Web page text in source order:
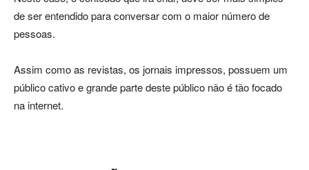
de ser entendido para conversar com o maior número de
pessoas.
Assim como as revistas, os jornais impressos, possuem um
público cativo e grande parte deste público não é tão focado
na internet.